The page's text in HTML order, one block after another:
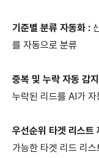
기준별 분류 자동화 :
를 자동으로 분류
중복 및 누락 자동 감
누락된 리드를 AI가 자
우선순위 타겟 리스트
가능한 타겟 리드 리스